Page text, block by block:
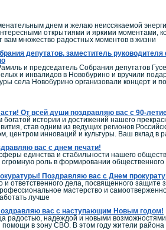
днем и желаю неиссякаемой
открытиями и яркими моментами,
множество радостных моментов в жизни
депутатов, заместитель
и председатель Собрания депутатов
и инвалидов в Новобурино и вручили
села Новобурино организовали концерт и
От всей души поздравляю вас с 90-
истории и достижений нашего
став одним из ведущих регионов
центром инноваций и культуры. Ваш вклад в
вас с днем печати!
единства и стабильности нашего
роль в формировании
Поздравляю вас с Днем
ответственного дела, посвященного
мастерство и
лучше
вас с наступающим Новым годом!
надеждой и новыми
в зону СВО. В этом году жители района